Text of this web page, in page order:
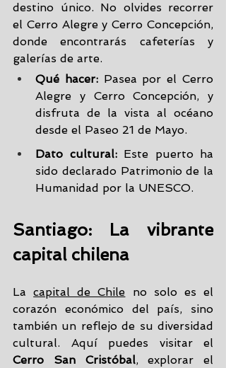
destino único. No olvides recorrer
el Cerro Alegre y Cerro Concepción,
donde encontrarás cafeterías y
galerías de arte.
Qué hacer: Pasea por el Cerro
Alegre y Cerro Concepción, y
disfruta de la vista al océano
desde el Paseo 21 de Mayo.
Dato cultural: Este puerto ha
sido declarado Patrimonio de la
Humanidad por la UNESCO.
Santiago: La vibrante
capital chilena
La capital de Chile no solo es el
corazón económico del país, sino
también un reflejo de su diversidad
Cerro San Cristóbal, explorar el